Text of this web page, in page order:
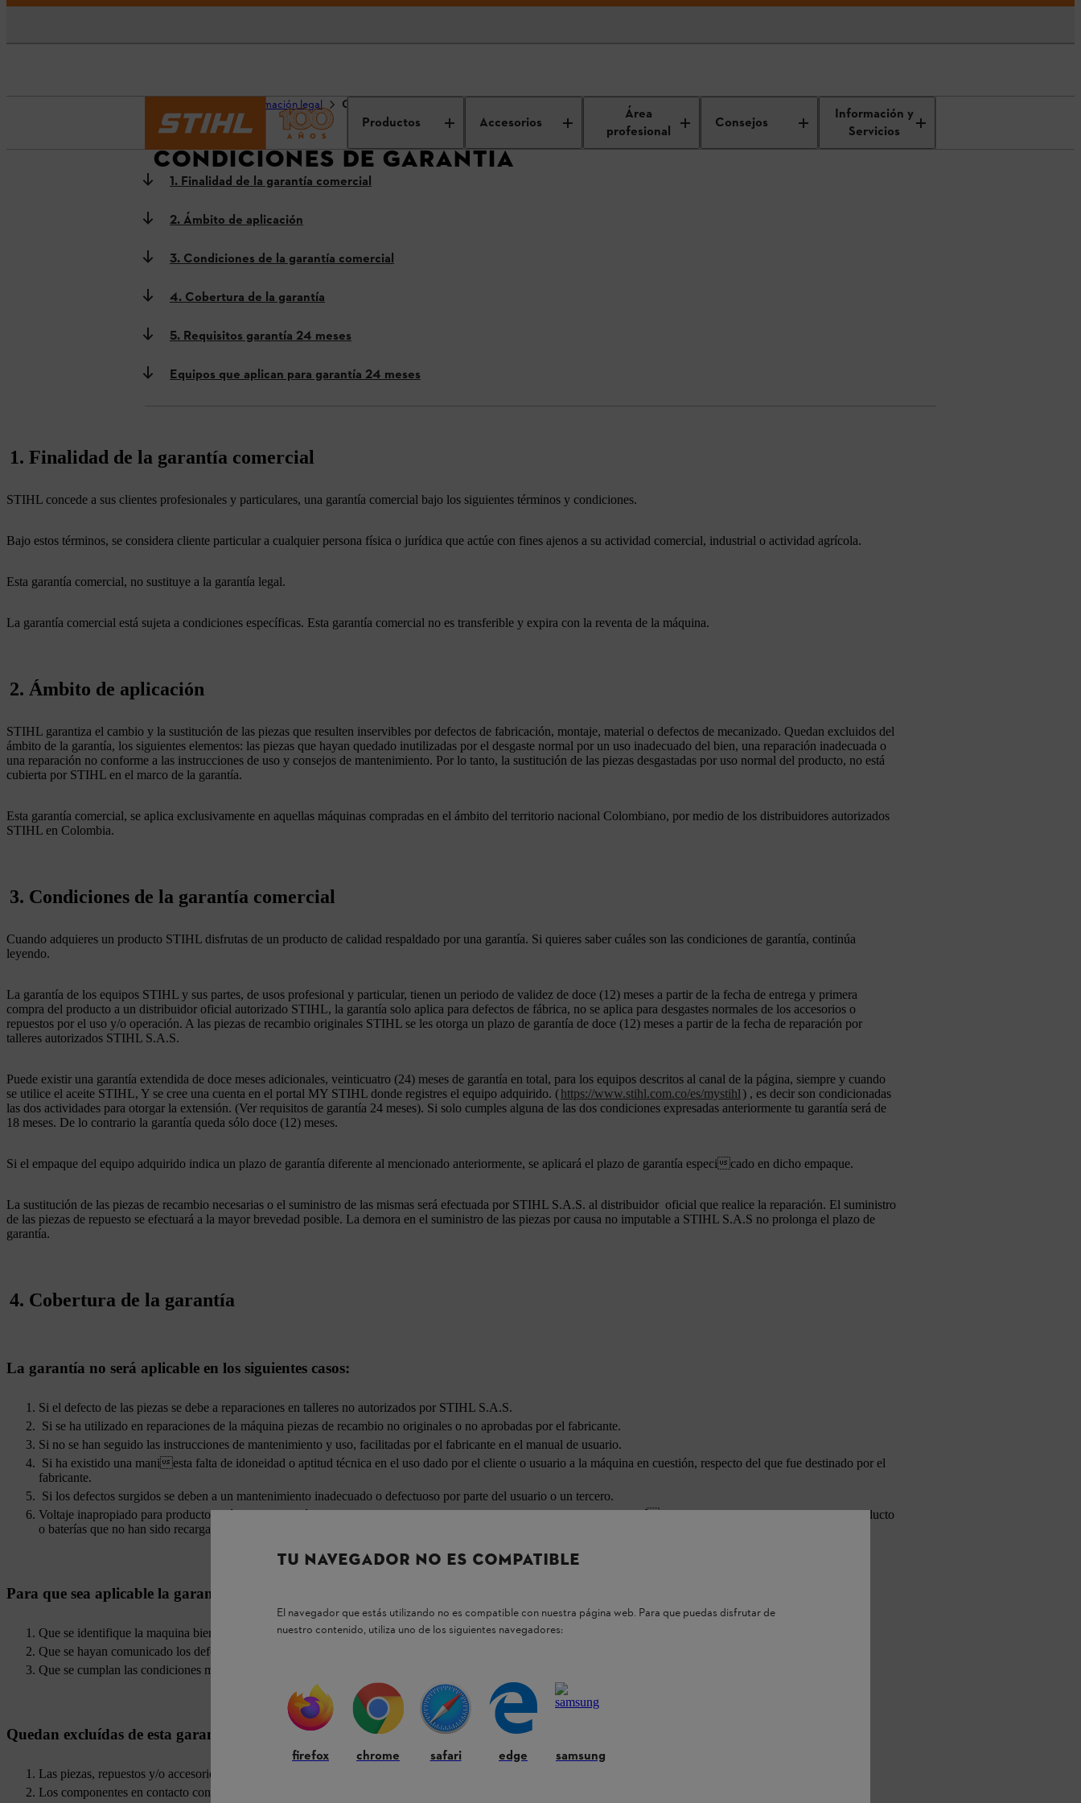
Productos Accesorios
Área
profesional
Consejos
Información y
Servicios
Información legal Condiciones de garantía
CONDICIONES DE GARANTÍA
1. Finalidad de la garantía comercial
2. Ámbito de aplicación
3. Condiciones de la garantía comercial
4. Cobertura de la garantía
5. Requisitos garantía 24 meses
Equipos que aplican para garantía 24 meses
1. Finalidad de la garantía comercial
STIHL concede a sus clientes profesionales y particulares, una garantía comercial bajo los siguientes términos y condiciones.
Bajo estos términos, se considera cliente particular a cualquier persona física o jurídica que actúe con fines ajenos a su actividad comercial, industrial o actividad agrícola.
Esta garantía comercial, no sustituye a la garantía legal.
La garantía comercial está sujeta a condiciones específicas. Esta garantía comercial no es transferible y expira con la reventa de la máquina.
2. Ámbito de aplicación
STIHL garantiza el cambio y la sustitución de las piezas que resulten inservibles por defectos de fabricación, montaje, material o defectos de mecanizado. Quedan excluidos del
ámbito de la garantía, los siguientes elementos: las piezas que hayan quedado inutilizadas por el desgaste normal por un uso inadecuado del bien, una reparación inadecuada o
una reparación no conforme a las instrucciones de uso y consejos de mantenimiento. Por lo tanto, la sustitución de las piezas desgastadas por uso normal del producto, no está
cubierta por STIHL en el marco de la garantía.
Esta garantía comercial, se aplica exclusivamente en aquellas máquinas compradas en el ámbito del territorio nacional Colombiano, por medio de los distribuidores autorizados
STIHL en Colombia.
3. Condiciones de la garantía comercial
Cuando adquieres un producto STIHL disfrutas de un producto de calidad respaldado por una garantía. Si quieres saber cuáles son las condiciones de garantía, continúa
leyendo.
La garantía de los equipos STIHL y sus partes, de usos profesional y particular, tienen un periodo de validez de doce (12) meses a partir de la fecha de entrega y primera
compra del producto a un distribuidor oficial autorizado STIHL, la garantía solo aplica para defectos de fábrica, no se aplica para desgastes normales de los accesorios o
repuestos por el uso y/o operación. A las piezas de recambio originales STIHL se les otorga un plazo de garantía de doce (12) meses a partir de la fecha de reparación por
talleres autorizados STIHL S.A.S.
Puede existir una garantía extendida de doce meses adicionales, veinticuatro (24) meses de garantía en total, para los equipos descritos al canal de la página, siempre y cuando
se utilice el aceite STIHL, Y se cree una cuenta en el portal MY STIHL donde registres el equipo adquirido. (https://www.stihl.com.co/es/mystihl) , es decir son condicionadas
las dos actividades para otorgar la extensión. (Ver requisitos de garantía 24 meses). Si solo cumples alguna de las dos condiciones expresadas anteriormente tu garantía será de
18 meses. De lo contrario la garantía queda sólo doce (12) meses.
Si el empaque del equipo adquirido indica un plazo de garantía diferente al mencionado anteriormente, se aplicará el plazo de garantía especicado en dicho empaque.
La sustitución de las piezas de recambio necesarias o el suministro de las mismas será efectuada por STIHL S.A.S. al distribuidor oficial que realice la reparación. El suministro
de las piezas de repuesto se efectuará a la mayor brevedad posible. La demora en el suministro de las piezas por causa no imputable a STIHL S.A.S no prolonga el plazo de
garantía.
4. Cobertura de la garantía
La garantía no será aplicable en los siguientes casos:
Si el defecto de las piezas se debe a reparaciones en talleres no autorizados por STIHL S.A.S.
Si se ha utilizado en reparaciones de la máquina piezas de recambio no originales o no aprobadas por el fabricante.
Si no se han seguido las instrucciones de mantenimiento y uso, facilitadas por el fabricante en el manual de usuario.
Si ha existido una maniesta falta de idoneidad o aptitud técnica en el uso dado por el cliente o usuario a la máquina en cuestión, respecto del que fue destinado por el
fabricante.
Si los defectos surgidos se deben a un mantenimiento inadecuado o defectuoso por parte del usuario o un tercero.
Voltaje inapropiado para productos eléctricos y baterías que han sido expuestas a temperaturas que sobrepasan las especícas en el manual de instrucciones del producto
o baterías que no han sido recargadas apropiadamente y que han alcanzado el nivel máximo de vida útil.
Para que sea aplicable la garantía, deberán cumplirse los siguientes requisitos:
Que se identifique la maquina bien sea por: serial, tarjeta de garantia y/o factura de venta.
Que se hayan comunicado los defectos durante el plazo de garantía a un establecimiento autorizado STIHL. S.A.S.
Que se cumplan las condiciones mencionadas en el presente certificado.
Quedan excluídas de esta garantía:
Las piezas, repuestos y/o accesorios, sometidos a un desgaste normal de uso.
Los componentes en contacto con agentes externos.
TU NAVEGADOR NO ES COMPATIBLE
El navegador que estás utilizando no es compatible con nuestra página web. Para que puedas disfrutar de
nuestro contenido, utiliza uno de los siguientes navegadores:
firefox chrome safari edge samsung